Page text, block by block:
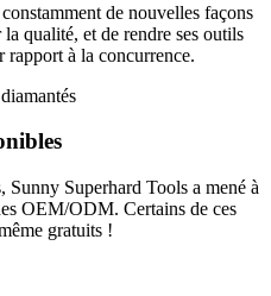
de nouvelles façons
qualité, et de rendre ses outils
rapport à la concurrence.
Sunny Superhard Tools a mené à
OEM/ODM. Certains de ces
gratuits !